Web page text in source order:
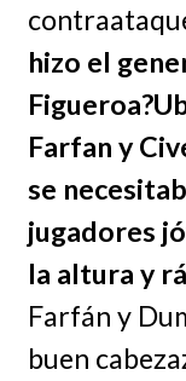
hizo el
Farfan y
se
jugadores
la altura y
Farfán y
buen